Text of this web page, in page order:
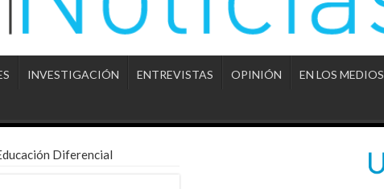
INVESTIGACIÓN ENTREVISTAS OPINIÓN EN LOS MEDIOS
Diferencial